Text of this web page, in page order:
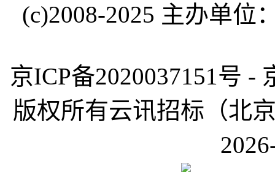
(c)2008-2025 主办单
京ICP备2020037151号 -
版权所有云讯招标（北